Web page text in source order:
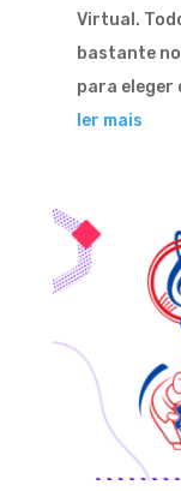
Virtual.
bastante
para eleger
ler mais